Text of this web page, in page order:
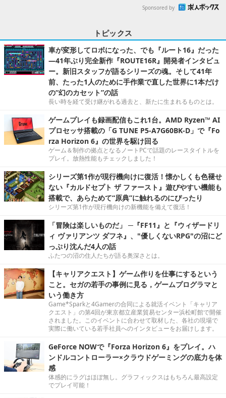
Sponsored by
トピックス
車が変形してロボになった、でも『ルート16』だった
―41年ぶり完全新作『ROUTE16R』開発者インタビュ
ー。新旧スタッフが語るシリーズの魂。そして41年
前、たった1人のために手作業で直した世界に1本だけ
の“幻のカセット”の話
長い時を経て受け継がれる過去と、新たに生まれるものとは。
ゲームプレイも録画配信もこれ1台。AMD Ryzen™ AI
プロセッサ搭載の「G TUNE P5-A7G60BK-D」で『Fo
rza Horizon 6』の世界を駆け回る
ゲーム＆制作の拠点となるノートPCで話題のレースタイトルを
プレイ。放熱性能もチェックしました！
シリーズ第1作が現行機向けに復活！懐かしくも色褪せ
ない『カルドセプト ザ ファースト』遊びやすい機能も
搭載で、あらためて“原典”に触れるのにぴったり
シリーズ第1作が現行機向けの新機能を備えて復活！
「冒険は楽しいものだ」 ─『FF11』と『ウィザードリ
ィ ヴァリアンツ ダフネ』、"優しくないRPG"の沼にど
っぷり沈んだ4人の話
ふたつの沼の住人たちが語る奥深さとは。
【キャリアクエスト】ゲーム作りを仕事にするという
こと。セガの若手の事例に見る，ゲームプログラマと
いう働き方
Game*Sparkと4Gamerの合同による就活イベント「キャリア
クエスト」の第4回が東京都立産業貿易センター浜松町館で開催
されました。このイベントに合わせて取材した、各社の現場で
実際に働いている若手社員へのインタビューをお届けします。
GeForce NOWで『Forza Horizon 6』をプレイ。ハ
ンドルコントローラー×クラウドゲーミングの底力を体
感
体感的にラグはほぼ無し。グラフィックスはもちろん最高設定
でプレイ可能！